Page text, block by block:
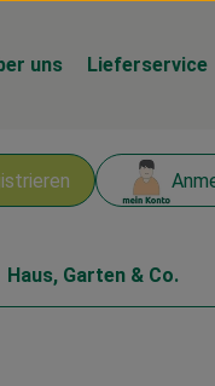
uns Lieferservice
Haus, Garten & Co.